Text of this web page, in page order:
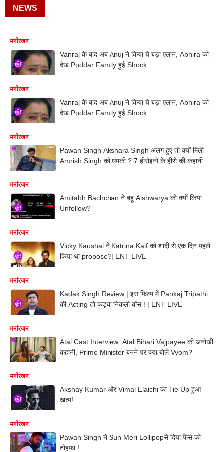
NEWS
मनोरंजन
Vanraj के बाद अब Anuj ने किया ये बड़ा एलान, Abhira को
देख Poddar Family हुई Shock
मनोरंजन
Vanraj के बाद अब Anuj ने किया ये बड़ा एलान, Abhira को
देख Poddar Family हुई Shock
मनोरंजन
Pawan Singh Akshara Singh अलग हुए तो क्यों मिली
Amrish Singh को धमकी ? 7 हीरोइनों के हीरो की कहानी
मनोरंजन
Amitabh Bachchan ने बहू Aishwarya को क्यों किया
Unfollow?
मनोरंजन
Vicky Kaushal ने Katrina Kaif को शादी से एक दिन पहले
किया था propose?| ENT LIVE
मनोरंजन
Kadak Singh Review | इस फिल्म में Pankaj Tripathi
की Acting तो कड़क निकली बॉस ! | ENT LIVE
मनोरंजन
Atal Cast Interview: Atal Bihari Vajpayee की अनोखी
कहानी, Prime Minister बनने पर क्या बोले Vyom?
मनोरंजन
Akshay Kumar और Vimal Elaichi का Tie Up हुआ
खत्म!
मनोरंजन
Pawan Singh ने Sun Meri Lollipopसे दिया फैंस को
तोहफा !